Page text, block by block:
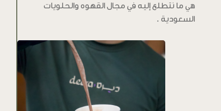
هي ما نتطلع إليه في مجال القهوه والحلويات
السعودية .